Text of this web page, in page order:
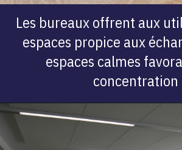
Les bureaux offrent aux
espaces propice aux
espaces calmes
concentration